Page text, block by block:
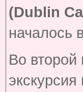
(Dublin
началось
Во второй